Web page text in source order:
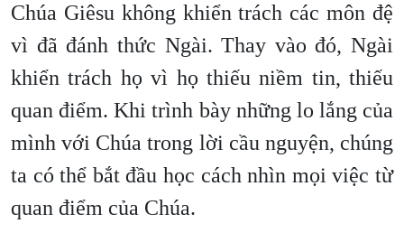
Chúa Giêsu không khiển trách các môn đệ
vì đã đánh thức Ngài. Thay vào đó, Ngài
khiển trách họ vì họ thiếu niềm tin, thiếu
quan điểm. Khi trình bày những lo lắng của
mình với Chúa trong lời cầu nguyện, chúng
ta có thể bắt đầu học cách nhìn mọi việc từ
quan điểm của Chúa.